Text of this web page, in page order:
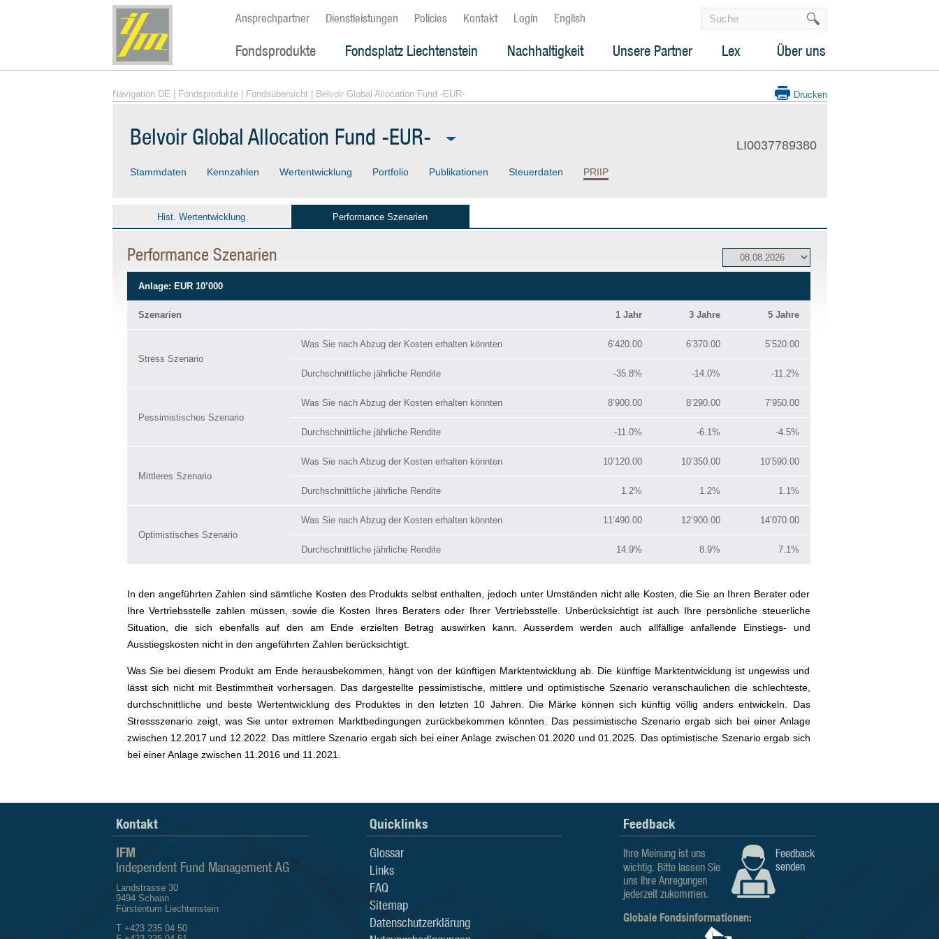
Ansprechpartner Dienstleistungen Policies Kontakt Login English
Fondsprodukte Fondsplatz Liechtenstein Nachhaltigkeit Unsere Partner Lex Über uns
Navigation DE Fondsprodukte| Fondsübersicht| Belvoir Global Allocation Fund -EUR- Drucken
Belvoir Global Allocation Fund -EUR- LI0037789380
Stammdaten Kennzahlen Wertentwicklung Portfolio Publikationen Steuerdaten PRIIP
Hist. Wertentwicklung Performance Szenarien
Performance Szenarien
Anlage: EUR 10’000
Szenarien 1 Jahr 3 Jahre 5 Jahre
Stress Szenario
Was Sie nach Abzug der Kosten erhalten könnten 6’420.00 6’370.00 5’520.00
Durchschnittliche jährliche Rendite -35.8% -14.0% -11.2%
Pessimistisches Szenario
Was Sie nach Abzug der Kosten erhalten könnten 8’900.00 8’290.00 7’950.00
Durchschnittliche jährliche Rendite -11.0% -6.1% -4.5%
Mittleres Szenario
Was Sie nach Abzug der Kosten erhalten könnten 10’120.00 10’350.00 10’590.00
Durchschnittliche jährliche Rendite 1.2% 1.2% 1.1%
Optimistisches Szenario
Was Sie nach Abzug der Kosten erhalten könnten 11’490.00 12’900.00 14’070.00
Durchschnittliche jährliche Rendite 14.9% 8.9% 7.1%
In den angeführten Zahlen sind sämtliche Kosten des Produkts selbst enthalten, jedoch unter Umständen nicht alle Kosten‚ die Sie an Ihren Berater oder
Ihre Vertriebsstelle zahlen müssen‚ sowie die Kosten Ihres Beraters oder Ihrer Vertriebsstelle. Unberücksichtigt ist auch Ihre persönliche steuerliche
Situation, die sich ebenfalls auf den am Ende erzielten Betrag auswirken kann. Ausserdem werden auch allfällige anfallende Einstiegs- und
Ausstiegskosten nicht in den angeführten Zahlen berücksichtigt.
Was Sie bei diesem Produkt am Ende herausbekommen, hängt von der künftigen Marktentwicklung ab. Die künftige Marktentwicklung ist ungewiss und
lässt sich nicht mit Bestimmtheit vorhersagen. Das dargestellte pessimistische, mittlere und optimistische Szenario veranschaulichen die schlechteste,
durchschnittliche und beste Wertentwicklung des Produktes in den letzten 10 Jahren. Die Märke können sich künftig völlig anders entwickeln. Das
Stressszenario zeigt, was Sie unter extremen Marktbedingungen zurückbekommen könnten. Das pessimistische Szenario ergab sich bei einer Anlage
zwischen 12.2017 und 12.2022. Das mittlere Szenario ergab sich bei einer Anlage zwischen 01.2020 und 01.2025. Das optimistische Szenario ergab sich
bei einer Anlage zwischen 11.2016 und 11.2021.
Kontakt
IFM
Independent Fund Management AG
Landstrasse 30
9494 Schaan
Fürstentum Liechtenstein
T +423 235 04 50
Quicklinks
Glossar
Links
FAQ
Sitemap
Datenschutzerklärung
Feedback
Feedback
senden
Ihre Meinung ist uns
wichtig. Bitte lassen Sie
uns Ihre Anregungen
jederzeit zukommen.
Globale Fondsinformationen: